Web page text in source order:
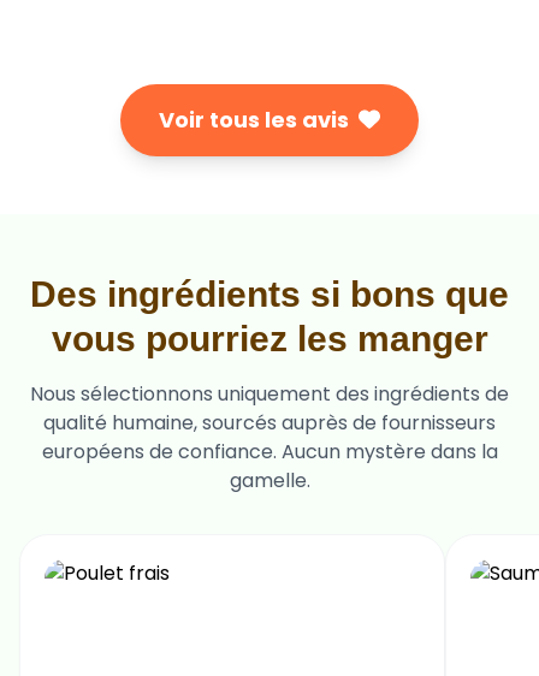
Voir tous les avis
Des ingrédients si bons que
vous pourriez les manger
Nous sélectionnons uniquement des ingrédients de
qualité humaine, sourcés auprès de fournisseurs
européens de confiance. Aucun mystère dans la
gamelle.